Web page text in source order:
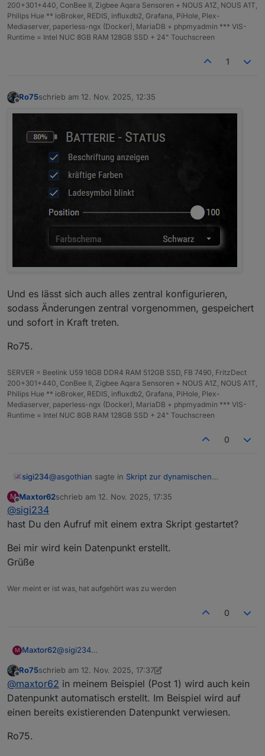
200+301+440, ConBee II, Zigbee Aqara Sensoren + NOUS A1Z, NOUS A1T,
Philips Hue ** ioBroker, REDIS, influxdb2, Grafana, PiHole, Plex-
Mediaserver, paperless-ngx (Docker), MariaDB + phpmyadmin *** VIS-
Runtime = Intel NUC 8GB RAM 128GB SSD + 24" Touchscreen
1
Offline
Ro75schrieb am 12. Nov. 2025, 12:35
zuletzt editiert von
Und es lässt sich auch alles zentral konfigurieren,
sodass Änderungen zentral vorgenommen, gespeichert
und sofort in Kraft treten.
Ro75.
SERVER = Beelink U59 16GB DDR4 RAM 512GB SSD, FB 7490, FritzDect
200+301+440, ConBee II, Zigbee Aqara Sensoren + NOUS A1Z, NOUS A1T,
Philips Hue ** ioBroker, REDIS, influxdb2, Grafana, PiHole, Plex-
Mediaserver, paperless-ngx (Docker), MariaDB + phpmyadmin *** VIS-
Runtime = Intel NUC 8GB RAM 128GB SSD + 24" Touchscreen
0
sigi234@asgothian sagte in Skript zur dynamischen
Edit:
M
Offline
Maxtor62schrieb am 12. Nov. 2025, 17:35
zuletzt editiert von
@sigi234
hast Du den Aufruf mit einem extra Skript gestartet?
Bei mir wird kein Datenpunkt erstellt.
Grüße
Wer meint er ist was, hat aufgehört was zu werden
0
M Maxtor62@sigi234
Bei mir wird kein Datenpunkt erstellt.
Grüße
Offline
Ro75schrieb am 12. Nov. 2025, 17:37
zuletzt editiert von Ro7511. Dez. 2025, 18:37
@maxtor62 in meinem Beispiel (Post 1) wird auch kein
Datenpunkt automatisch erstellt. Im Beispiel wird auf
einen bereits existierenden Datenpunkt verwiesen.
Ro75.